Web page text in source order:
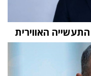
האווירית